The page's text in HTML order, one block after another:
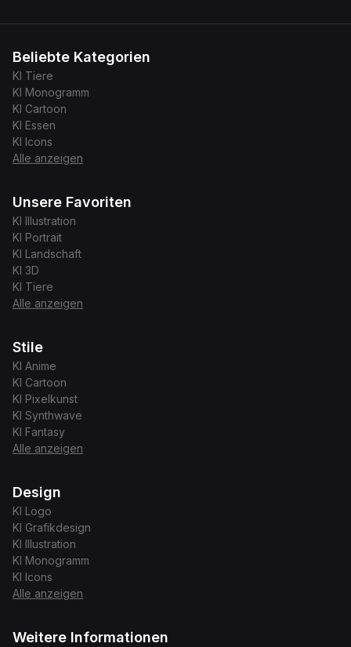
Beliebte Kategorien
KI Tiere
KI Monogramm
KI Cartoon
KI Essen
KI
Icons
Alle anzeigen
Unsere Favoriten
KI
Illustration
KI Portrait
KI Landschaft
KI 3D
KI Tiere
Alle anzeigen
Stile
KI Anime
KI Cartoon
KI Pixelkunst
KI Synthwave
KI Fantasy
Alle anzeigen
Design
KI Logo
KI Grafikdesign
KI
Illustration
KI Monogramm
KI
Icons
Alle anzeigen
Weitere Informationen